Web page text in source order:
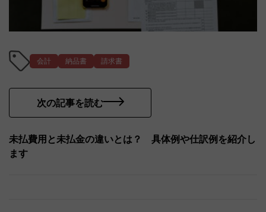
会計 納品書 請求書
次の記事を読む
未払費用と未払金の違いとは？ 具体例や仕訳例を紹介し
ます